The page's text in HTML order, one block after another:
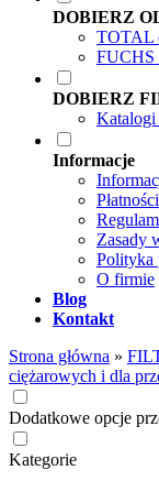
DOBIERZ
TOTAL
FUCHS
DOBIERZ
Informacje
Płatności
Zasady
Polityka
O firmie
Blog
Kontakt
Strona główna »
ciężarowych i dla
Dodatkowe opcje
Kategorie